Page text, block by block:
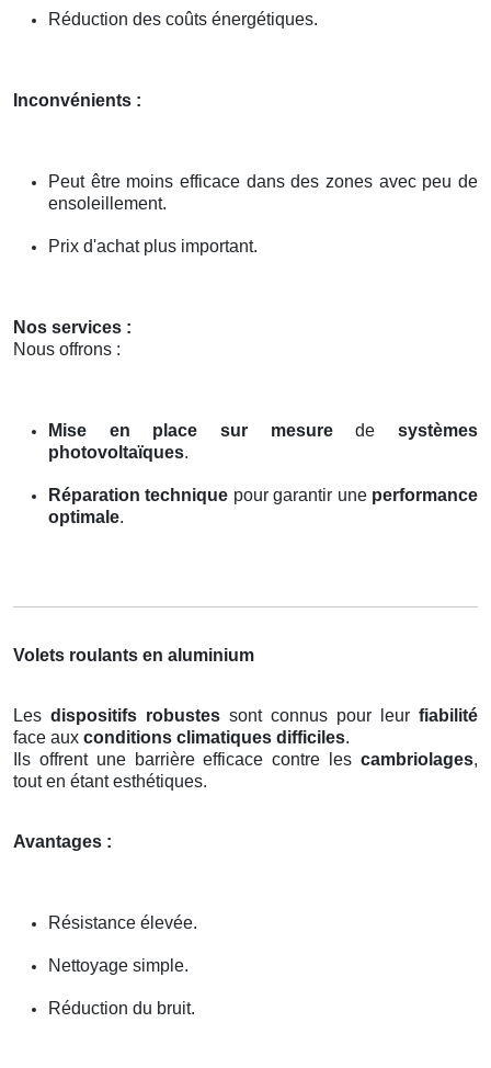
Réduction des coûts énergétiques.
Inconvénients :
Peut être moins efficace dans des zones avec peu de
ensoleillement.
Prix d'achat plus important.
Nos services :
Nous offrons :
Mise en place sur mesuredesystèmes
photovoltaïques.
Réparation technique pour garantir une performance
optimale.
Volets roulants en aluminium
Les dispositifs robustes sont connus pour leur fiabilité
face aux conditions climatiques difficiles.
Ils offrent une barrière efficace contre les cambriolages,
tout en étant esthétiques.
Avantages :
Résistance élevée.
Nettoyage simple.
Réduction du bruit.